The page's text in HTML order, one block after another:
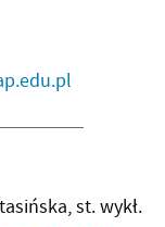
st. wykł.